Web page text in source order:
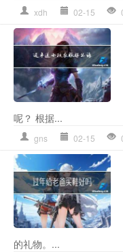
xdh 02-15
呢？ 根据...
gns 02-15
的礼物。...